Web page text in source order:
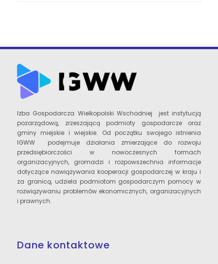
Izba Gospodarcza Wielkopolski Wschodniej jest instytucją
pozarządową, zrzeszającą podmioty gospodarcze oraz
gminy miejskie i wiejskie. Od początku swojego istnienia
IGWW podejmuje działania zmierzające do rozwoju
przedsiębiorczości w nowoczesnych formach
organizacyjnych, gromadzi i rozpowszechnia informacje
dotyczące nawiązywania kooperacji gospodarczej w kraju i
za granicą, udziela podmiotom gospodarczym pomocy w
rozwiązywaniu problemów ekonomicznych, organizacyjnych
i prawnych.
Dane kontaktowe